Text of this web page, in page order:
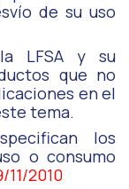
de su uso
LFSA y su
que no
en el
tema.
los
o consumo
11/2010